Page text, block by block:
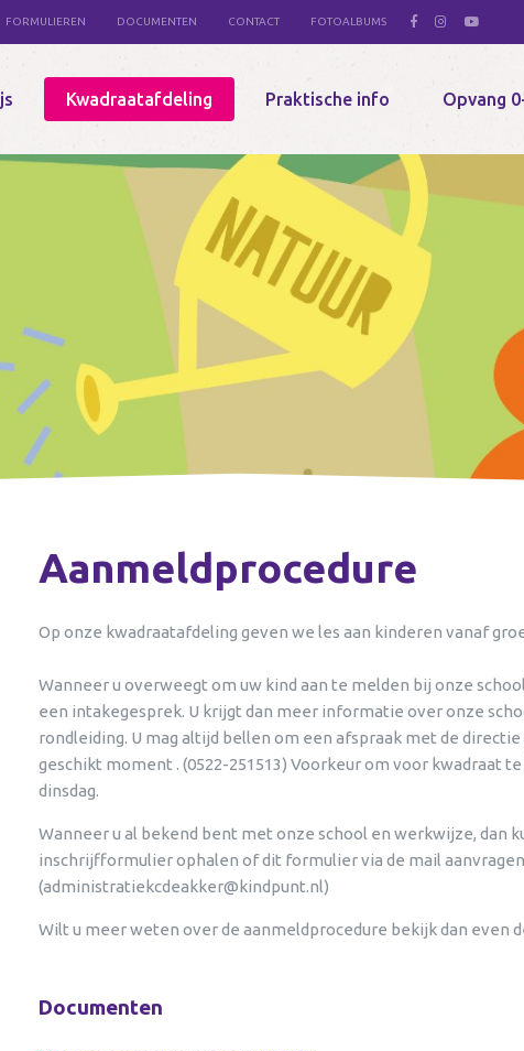
FORMULIEREN DOCUMENTEN CONTACT FOTOALBUMS
Kwadraatafdeling Praktische info Opvang
Aanmeldprocedure
Op onze kwadraatafdeling geven we les aan kinderen vanaf
Wanneer u overweegt om uw kind aan te melden bij onze
een intakegesprek. U krijgt dan meer informatie over onze
rondleiding. U mag altijd bellen om een afspraak met de
geschikt moment . (0522-251513) Voorkeur om voor kwadraat
dinsdag.
Wanneer u al bekend bent met onze school en werkwijze, dan
inschrijfformulier ophalen of dit formulier via de mail
(administratiekcdeakker@kindpunt.nl)
Wilt u meer weten over de aanmeldprocedure bekijk dan even
Documenten